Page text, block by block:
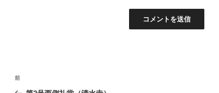
投
過
去
前